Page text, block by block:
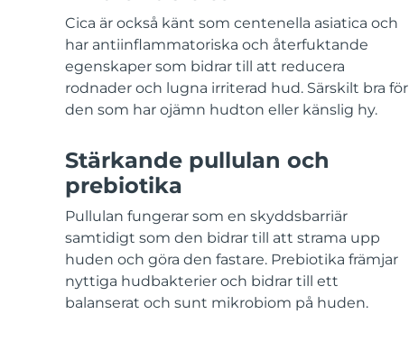
Cica är också känt som centenella asiatica och
har antiinflammatoriska och återfuktande
egenskaper som bidrar till att reducera
rodnader och lugna irriterad hud. Särskilt bra för
den som har ojämn hudton eller känslig hy.
Stärkande pullulan och
prebiotika
Pullulan fungerar som en skyddsbarriär
samtidigt som den bidrar till att strama upp
huden och göra den fastare. Prebiotika främjar
nyttiga hudbakterier och bidrar till ett
balanserat och sunt mikrobiom på huden.
KIWI™-hudvård
Advanced pore care essentials
Serum
For healthy hair
issa™ Teeth Whitening Gel
18% PAP
Kosmetika
Man
Handla allt
FOREO APP
OM FOREO